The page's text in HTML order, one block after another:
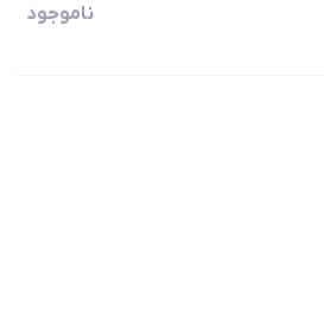
ناموجود